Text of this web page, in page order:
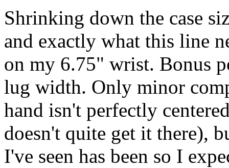
Shrinking down the case
and exactly what this line
on my 6.75" wrist. Bonus
lug width. Only minor
hand isn't perfectly
doesn't quite get it there),
I've seen has been so I